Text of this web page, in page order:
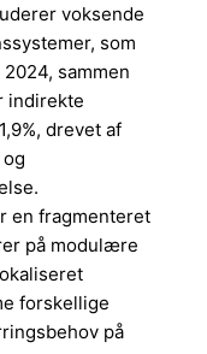
voksende
som
sammen
indirekte
drevet af
en fragmenteret
på modulære
forskellige
på